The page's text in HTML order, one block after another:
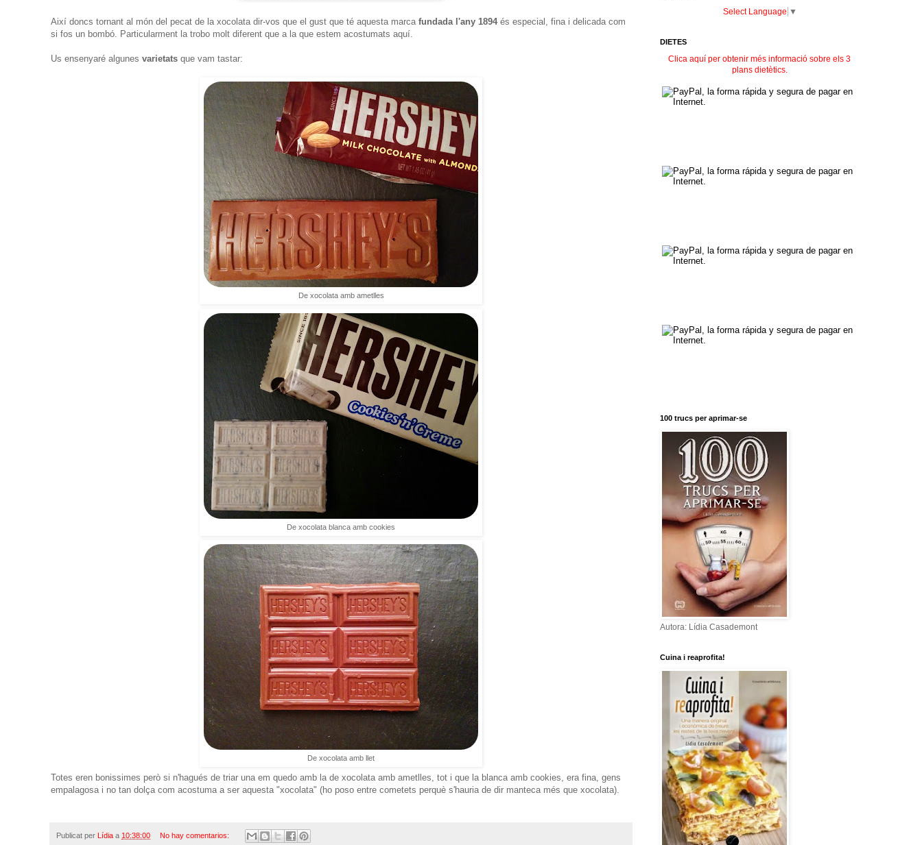
Així doncs tornant al món del pecat de la xocolata dir-vos que el gust que té aquesta marca fundada l'any 1894 és especial, fina i delicada com
si fos un bombó. Particularment la trobo molt diferent que a la que estem acostumats aquí.
Us ensenyaré algunes varietats que vam tastar:
De xocolata amb ametlles
De xocolata blanca amb cookies
De xocolata amb llet
Totes eren bonissimes però si n'hagués de triar una em quedo amb la de xocolata amb ametlles, tot i que la blanca amb cookies, era fina, gens
empalagosa i no tan dolça com acostuma a ser aquesta "xocolata" (ho poso entre cometets perquè s'hauria de dir manteca més que xocolata).
Publicat per Lídia a 10:38:00 No hay comentarios:
Select Language ▼
DIETES
Clica aquí per obtenir més informació sobre els 3
plans dietètics.
100 trucs per aprimar-se
Autora: Lídia Casademont
Cuina i reaprofita!